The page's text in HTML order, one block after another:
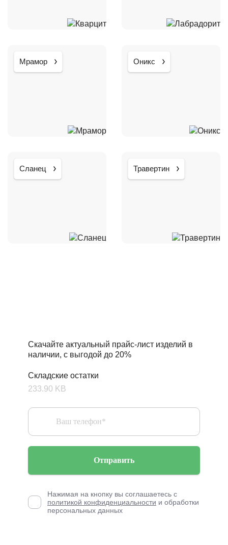
Мрамор Оникс
Сланец Травертин
Скачайте актуальный прайс-лист изделий в
наличии, с выгодой до 20%
Складские остатки
233.90 KB
Отправить
Нажимая на кнопку вы соглашаетесь с
политикой конфиденциальности и обработки
персональных данных